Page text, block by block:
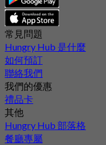
常見問題
Hungry Hub 是什麼
如何預訂
聯絡我們
我們的優惠
禮品卡
其他
Hungry Hub 部落格
餐廳專屬